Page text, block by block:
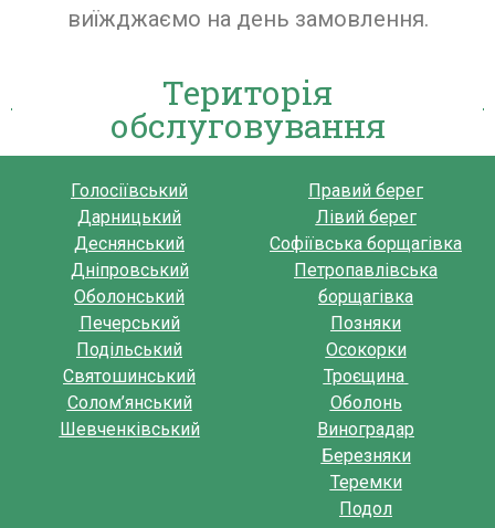
виїжджаємо на день замовлення.
Територія
обслуговування
Голосіївський
Дарницький
Деснянський
Дніпровський
Оболонський
Печерський
Подільський
Святошинський
Солом’янський
Шевченківський
Правий берег
Лівий берег
Софіївська борщагівка
Петропавлівська
борщагівка
Позняки
Осокорки
Троєщина
Оболонь
Виноградар
Березняки
Теремки
Подол